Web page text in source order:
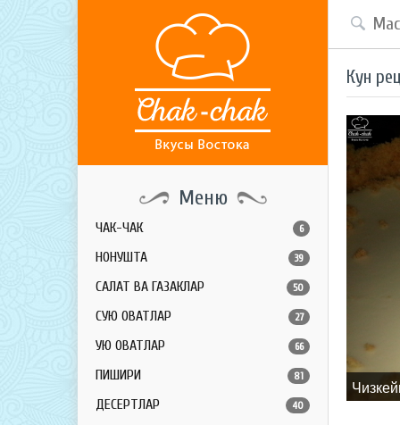
Меню
ЧАК-ЧАК 6
НОНУШТА 39
САЛАТ ВА ГАЗАКЛАР 50
СУЮҚ ОВҚАТЛАР 27
ҚУЮҚ ОВҚАТЛАР 66
ПИШИРИҚ 81
ДЕСЕРТЛАР 40
Кун